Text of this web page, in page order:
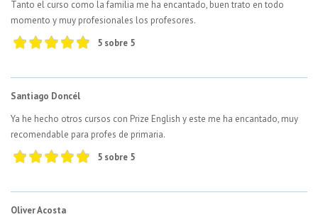
Tanto el curso como la familia me ha encantado, buen trato en todo
momento y muy profesionales los profesores.
5 sobre 5
Santiago Doncél
Ya he hecho otros cursos con Prize English y este me ha encantado, muy
recomendable para profes de primaria.
5 sobre 5
Oliver Acosta